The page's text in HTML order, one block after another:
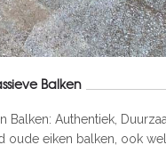
Balken
Balken: Authentiek,
oude eiken balken, ook